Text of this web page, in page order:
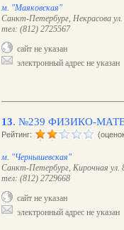
м. "Маяковская"
Санкт-Петербург, Некрасова ул.
тел: (812) 2725567
сайт не указан
электронный адрес не указан
13. №239 ФИЗИКО-
Рейтинг:
м. "Чернышевская"
Санкт-Петербург, Кирочная ул.
тел: (812) 2729668
сайт не указан
электронный адрес не указан